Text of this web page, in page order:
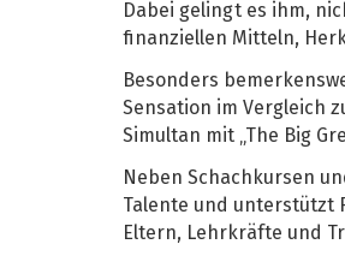
Dabei gelingt es ihm,
finanziellen Mitteln,
Besonders
Sensation im Vergleich
Simultan mit „The Big
Neben Schachkursen
Talente und unterstützt
Eltern, Lehrkräfte und